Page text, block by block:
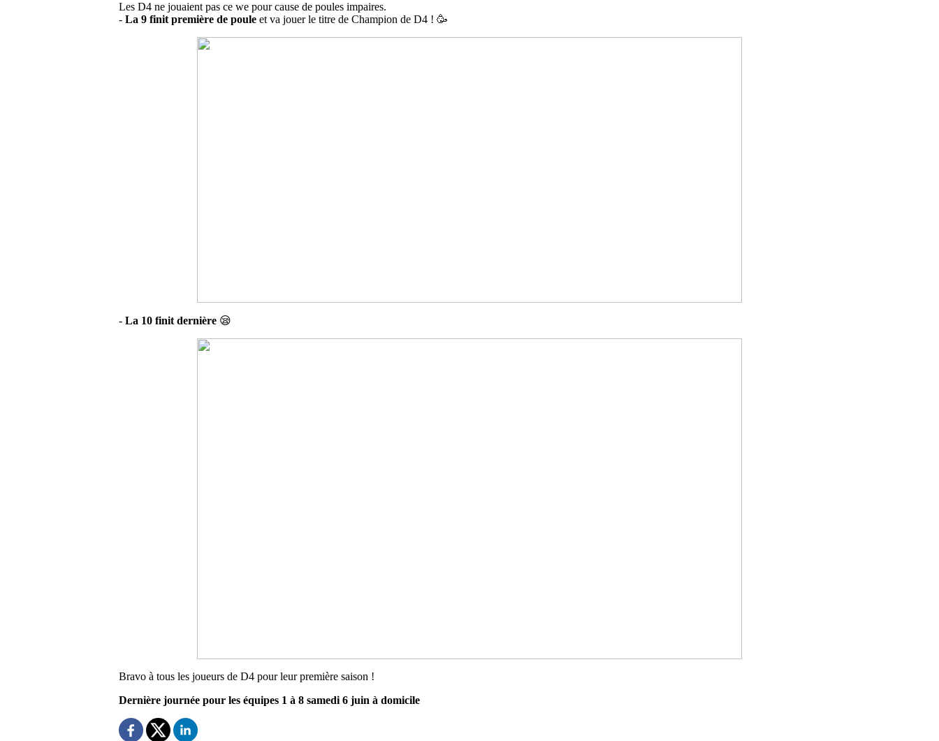
Les D4 ne jouaient pas ce we pour cause de poules impaires.
- La 9 finit première de poule et va jouer le titre de Champion de D4 ! 🥳
- La 10 finit dernière 😪
Bravo à tous les joueurs de D4 pour leur première saison !
Dernière journée pour les équipes 1 à 8 samedi 6 juin à domicile